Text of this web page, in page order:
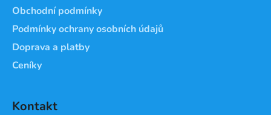
Obchodní podmínky
Podmínky ochrany osobních údajů
Doprava a platby
Ceníky
Kontakt